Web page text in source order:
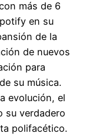
con más de 6
en su
de la
de nuevos
para
su música.
evolución, el
su verdadero
polifacético.